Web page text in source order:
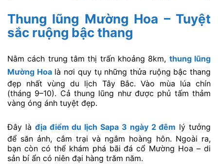
Thung lũng Mường Hoa – Tuyệt
sắc ruộng bậc thang
Nằm cách trung tâm thị trấn khoảng 8km, thung lũng
Mường Hoalà nơi quy tụ những thửa ruộng bậc thang
đẹp nhất vùng du lịch Tây Bắc. Vào mùa lúa chín
(tháng 9–10). Cả thung lũng như được phủ tấm thảm
vàng óng ánh tuyệt đẹp.
Đây là địa điểm du lịch Sapa 3 ngày 2 đêm lý tưởng
để săn ảnh, cắm trại và ngắm hoàng hôn. Ngoài ra,
bạn còn có thể khám phá bãi đá cổ Mường Hoa – di
sản bí ẩn có niên đại hàng trăm năm.